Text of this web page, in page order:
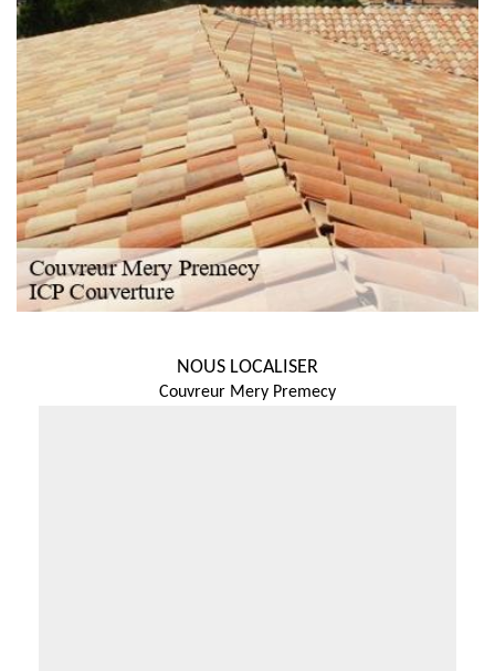
NOUS LOCALISER
Couvreur Mery Premecy